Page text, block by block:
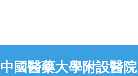
中國醫藥大學附設醫院